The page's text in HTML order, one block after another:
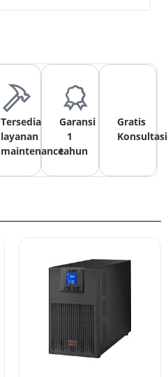
Tersedia
layanan
maintenance
Garansi
1
tahun
Gratis
Konsultasi